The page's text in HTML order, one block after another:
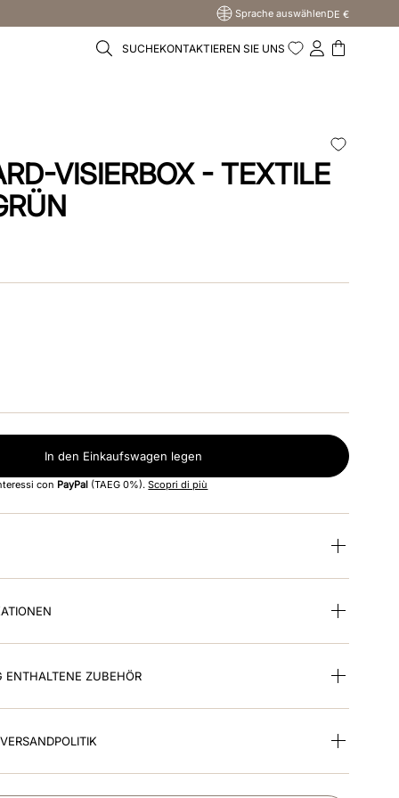
Sprache auswählenDE €
SUCHEKONTAKTIEREN SIE UNS
VISIERBOX - TEXTILE
In den Einkaufswagen legen
con PayPal (TAEG 0%).Scopri di più
ENTHALTENE ZUBEHÖR